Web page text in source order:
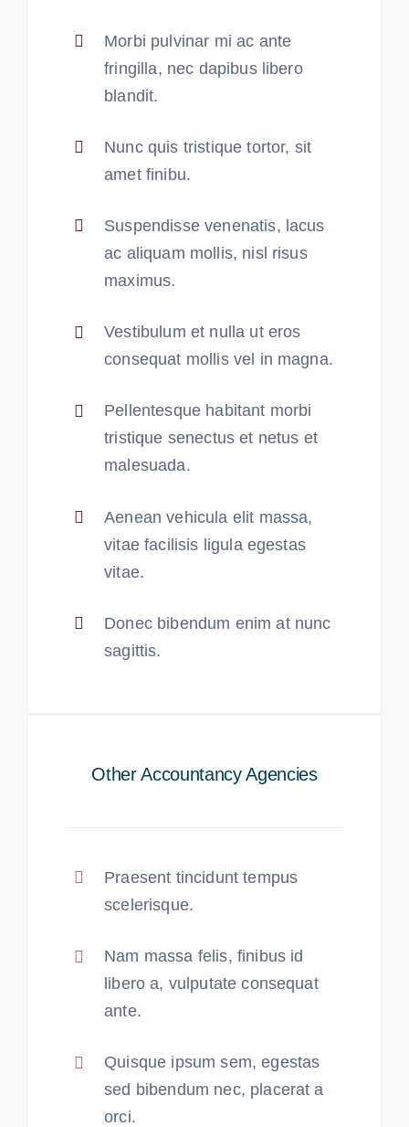
Morbi pulvinar mi ac ante
fringilla, nec dapibus libero
blandit.
Nunc quis tristique tortor, sit
amet finibu.
Suspendisse venenatis, lacus
ac aliquam mollis, nisl risus
maximus.
Vestibulum et nulla ut eros
consequat mollis vel in magna.
Pellentesque habitant morbi
tristique senectus et netus et
malesuada.
Aenean vehicula elit massa,
vitae facilisis ligula egestas
vitae.
Donec bibendum enim at nunc
sagittis.
Other Accountancy Agencies
Praesent tincidunt tempus
scelerisque.
Nam massa felis, finibus id
libero a, vulputate consequat
ante.
Quisque ipsum sem, egestas
sed bibendum nec, placerat a
orci.